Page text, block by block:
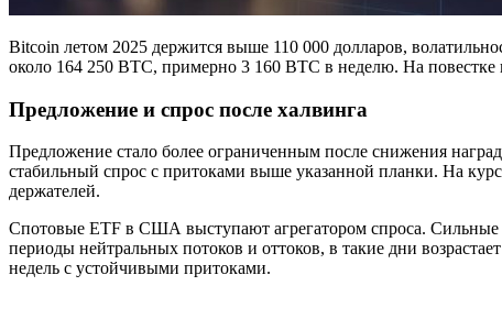
Bitcoin летом 2025 держится выше 110 000 долларов,
около 164 250 BTC, примерно 3 160 BTC в неделю. На
Предложение и спрос после халвинга
Предложение стало более ограниченным после снижения
стабильный спрос с притоками выше указанной планки. На
держателей.
Спотовые ETF в США выступают агрегатором спроса.
периоды нейтральных потоков и оттоков, в такие дни
недель с устойчивыми притоками.